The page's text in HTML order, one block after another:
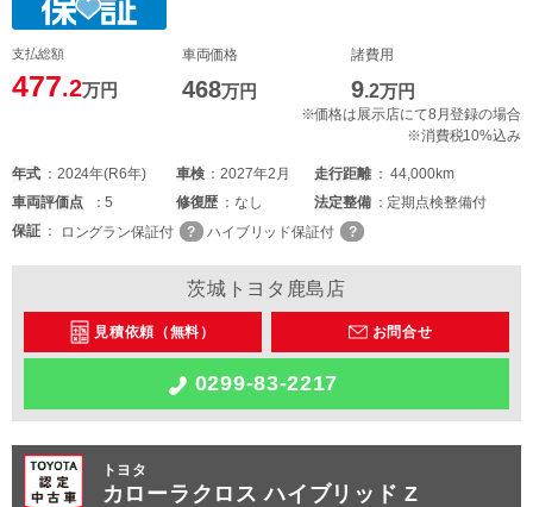
支払総額
477.2万円
車両価格
468万円
諸費用
9.2万円
※価格は展示店にて8月登録の場合
※消費税10%込み
年式 2024年(R6年) 車検 2027年2月 走行距離
44,000km
車両評価点 5 修復歴 なし 法定整備
定期点検整備付
保証
ロングラン保証付 ハイブリッド保証付
茨城トヨタ鹿島店
見積依頼（無料） お問合せ
0299-83-2217
トヨタ
カローラクロス ハイブリッド Z